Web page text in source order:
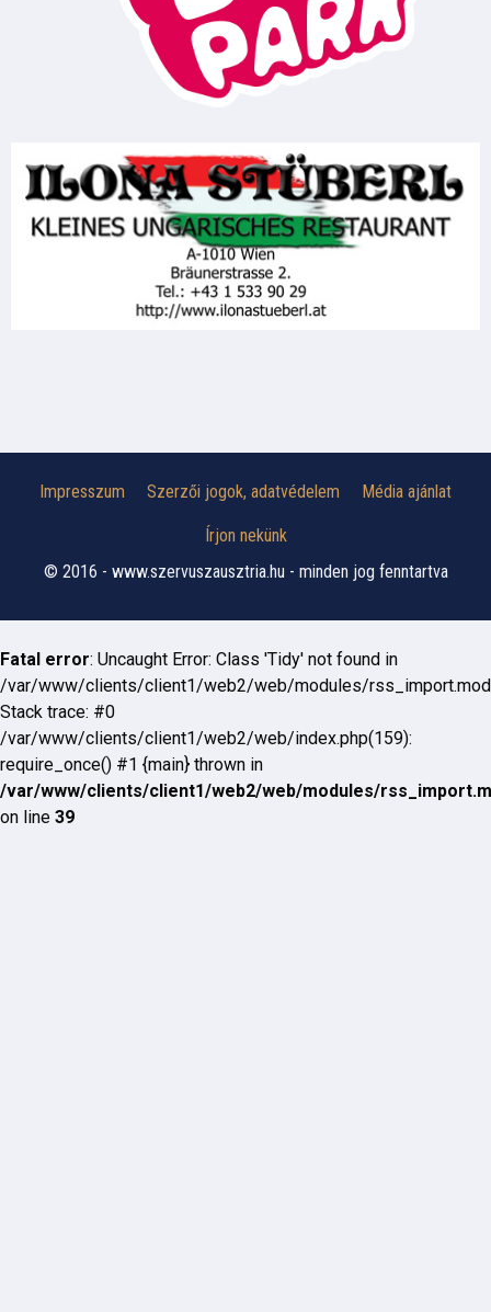
Impresszum Szerzői jogok, adatvédelem Média ajánlat
Írjon nekünk
© 2016 - www.szervuszausztria.hu - minden jog fenntartva
Fatal error: Uncaught Error: Class 'Tidy' not found in
/var/www/clients/client1/web2/web/modules/
Stack trace: #0
/var/www/clients/client1/web2/web/index.php(159):
require_once() #1 {main} thrown in
/var/www/clients/client1/web2/web/modules/
on line 39